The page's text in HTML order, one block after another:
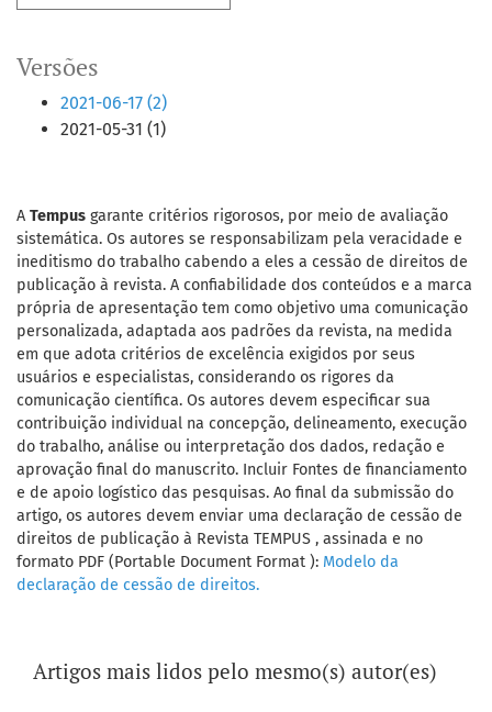
Versões
2021-06-17 (2)
2021-05-31 (1)
A Tempus garante critérios rigorosos, por meio de avaliação
sistemática. Os autores se responsabilizam pela veracidade e
ineditismo do trabalho cabendo a eles a cessão de direitos de
publicação à revista. A confiabilidade dos conteúdos e a marca
própria de apresentação tem como objetivo uma comunicação
personalizada, adaptada aos padrões da revista, na medida
em que adota critérios de excelência exigidos por seus
usuários e especialistas, considerando os rigores da
comunicação científica. Os autores devem especificar sua
contribuição individual na concepção, delineamento, execução
do trabalho, análise ou interpretação dos dados, redação e
aprovação final do manuscrito. Incluir Fontes de financiamento
e de apoio logístico das pesquisas. Ao final da submissão do
artigo, os autores devem enviar uma declaração de cessão de
direitos de publicação à Revista TEMPUS , assinada e no
formato PDF (Portable Document Format ): Modelo da
declaração de cessão de direitos.
Artigos mais lidos pelo mesmo(s) autor(es)